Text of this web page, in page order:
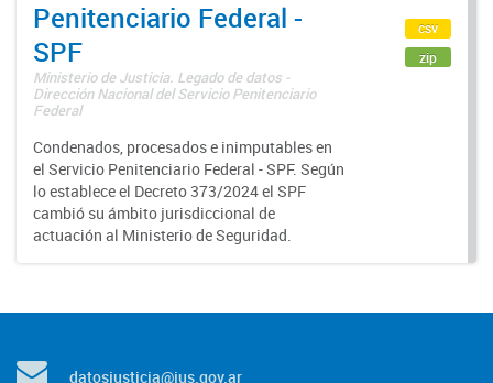
Penitenciario Federal -
SPF
Ministerio de Justicia. Legado de datos -
Dirección Nacional del Servicio Penitenciario
Federal
Condenados, procesados e inimputables en
el Servicio Penitenciario Federal - SPF. Según
lo establece el Decreto 373/2024 el SPF
cambió su ámbito jurisdiccional de
actuación al Ministerio de Seguridad.
csv
zip
datosjusticia@jus.gov.ar